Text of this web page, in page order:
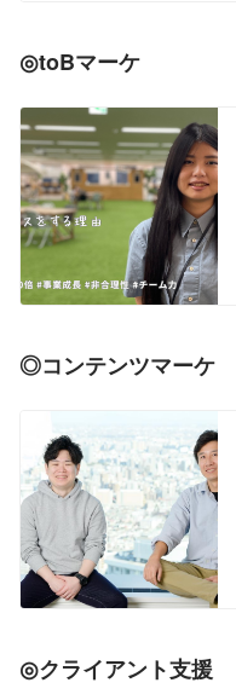
◎toBマーケ
◎コンテンツマーケ
◎クライアント支援